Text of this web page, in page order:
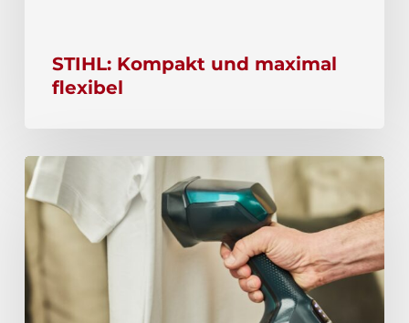
STIHL: Kompakt und maximal
flexibel